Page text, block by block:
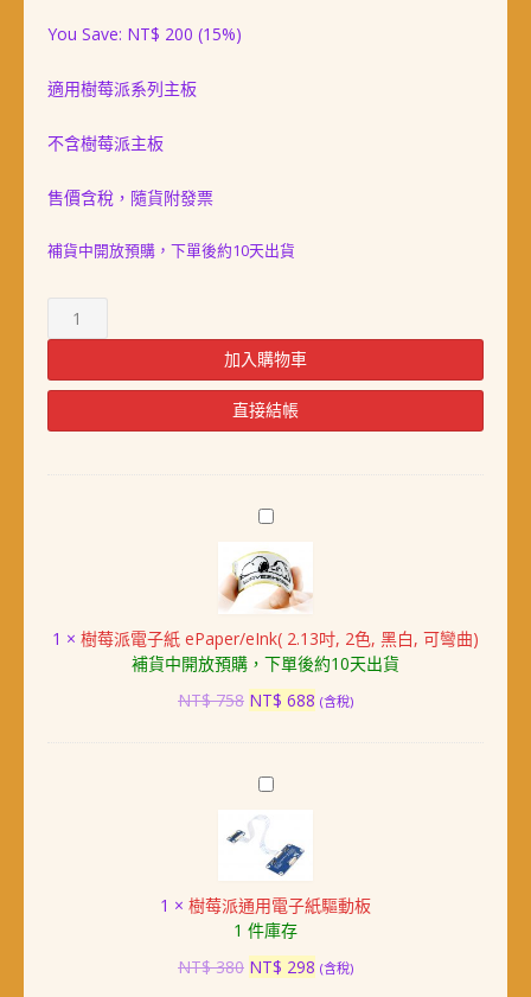
價
格：
You Save: NT$ 200 (15%)
適用樹莓派系列主板
不含樹莓派主板
售價含稅，隨貨附發票
補貨中開放預購，下單後約10天出貨
莓
電
紙
加入購物車
直接結帳
樹
派
電
子
紙
ePaper/eInk(
2.13
吋,
黑
白,
可
彎
1 × 樹莓派電子紙 ePaper/eInk( 2.13吋, 2色, 黑白, 可彎曲)
補貨中開放預購，下單後約10天出貨
NT$758 原
格：
NT$ 758。
NT$ 688 目
(含稅)
樹
派
通
用
電
子
紙
驅
1 × 樹莓派通用電子紙驅動板
1 件庫存
NT$380 原
NT$ 298 目
(含稅)